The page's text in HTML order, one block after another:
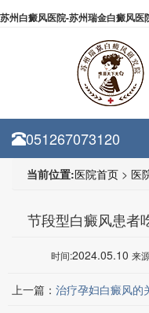
苏州白癜风医院-苏州瑞金白癜风医
051267073120
当前位置:医院首页 > 医
节段型白癜风患者
时间:2024.05.10 来
上一篇： 治疗孕妇白癜风的